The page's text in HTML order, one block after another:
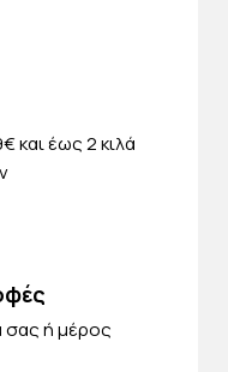
και έως 2 κιλά
σας ή μέρος